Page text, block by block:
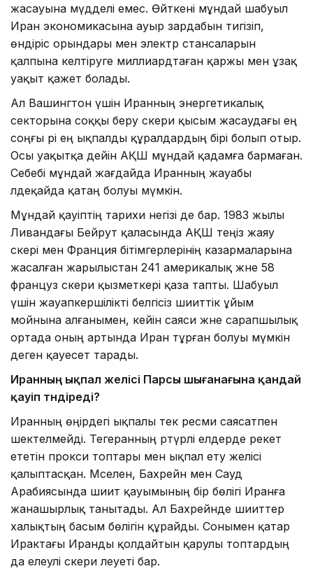
жасауына мүдделі емес. Өйткені мұндай шабуыл
Иран экономикасына ауыр зардабын тигізіп,
өндіріс орындары мен электр стансаларын
қалпына келтіруге миллиардтаған қаржы мен ұзақ
уақыт қажет болады.
Ал Вашингтон үшін Иранның энергетикалық
секторына соққы беру әскери қысым жасаудағы ең
соңғы әрі ең ықпалды құралдардың бірі болып отыр.
Осы уақытқа дейін АҚШ мұндай қадамға бармаған.
Себебі мұндай жағдайда Иранның жауабы
әлдеқайда қатаң болуы мүмкін.
Мұндай қауіптің тарихи негізі де бар. 1983 жылы
Ливандағы Бейрут қаласында АҚШ теңіз жаяу
әскері мен Франция бітімгерлерінің казармаларына
жасалған жарылыстан 241 америкалық және 58
француз әскери қызметкері қаза тапты. Шабуыл
үшін жауапкершілікті белгісіз шииттік ұйым
мойнына алғанымен, кейін саяси және сарапшылық
ортада оның артында Иран тұрған болуы мүмкін
деген қауесет тарады.
Иранның ықпал желісі Парсы шығанағына қандай
қауіп төндіреді?
Иранның өңірдегі ықпалы тек ресми саясатпен
шектелмейді. Тегеранның әртүрлі елдерде әрекет
ететін прокси топтары мен ықпал ету желісі
қалыптасқан. Мәселен, Бахрейн мен Сауд
Арабиясында шиит қауымының бір бөлігі Иранға
жанашырлық танытады. Ал Бахрейнде шииттер
халықтың басым бөлігін құрайды. Сонымен қатар
Ирактағы Иранды қолдайтын қарулы топтардың
да елеулі әскери әлеуеті бар.